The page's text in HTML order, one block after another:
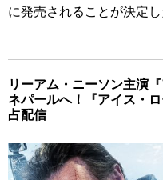
に発売されることが決定し
リーアム・ニーソン主演
ネパールへ！『アイス・
占配信